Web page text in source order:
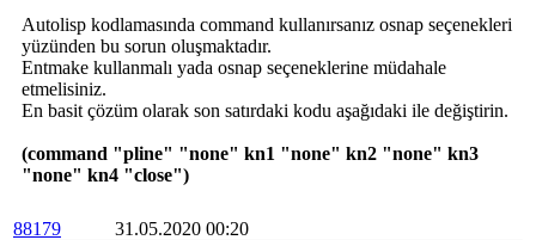
Autolisp kodlamasında command kullanırsanız osnap seçenekleri
yüzünden bu sorun oluşmaktadır.
Entmake kullanmalı yada osnap seçeneklerine müdahale
etmelisiniz.
En basit çözüm olarak son satırdaki kodu aşağıdaki ile değiştirin.
(command "pline" "none" kn1 "none" kn2 "none" kn3
"none" kn4 "close")
88179
31.05.2020 00:20